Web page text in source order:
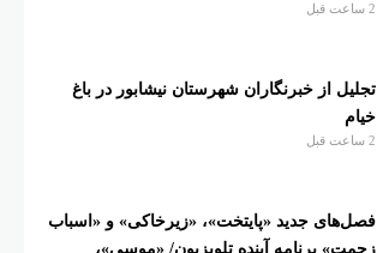
2 ساعت قبل
تجلیل از خبرنگاران شهرستان نیشابور در باغ
خیام
2 ساعت قبل
فصل‌های جدید «پایتخت»، «زیرخاکی» و «اسباب
زحمت» برنامه آینده تلویزیون/ «موسی»،